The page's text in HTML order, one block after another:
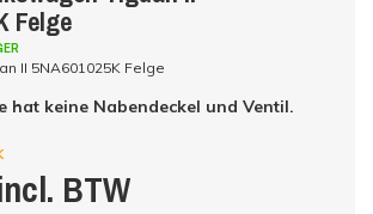
Felge
II 5NA601025K Felge
hat keine Nabendeckel und Ventil.
BTW